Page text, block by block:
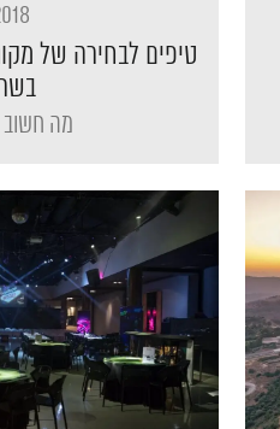
טיפים לבחירה של
מה